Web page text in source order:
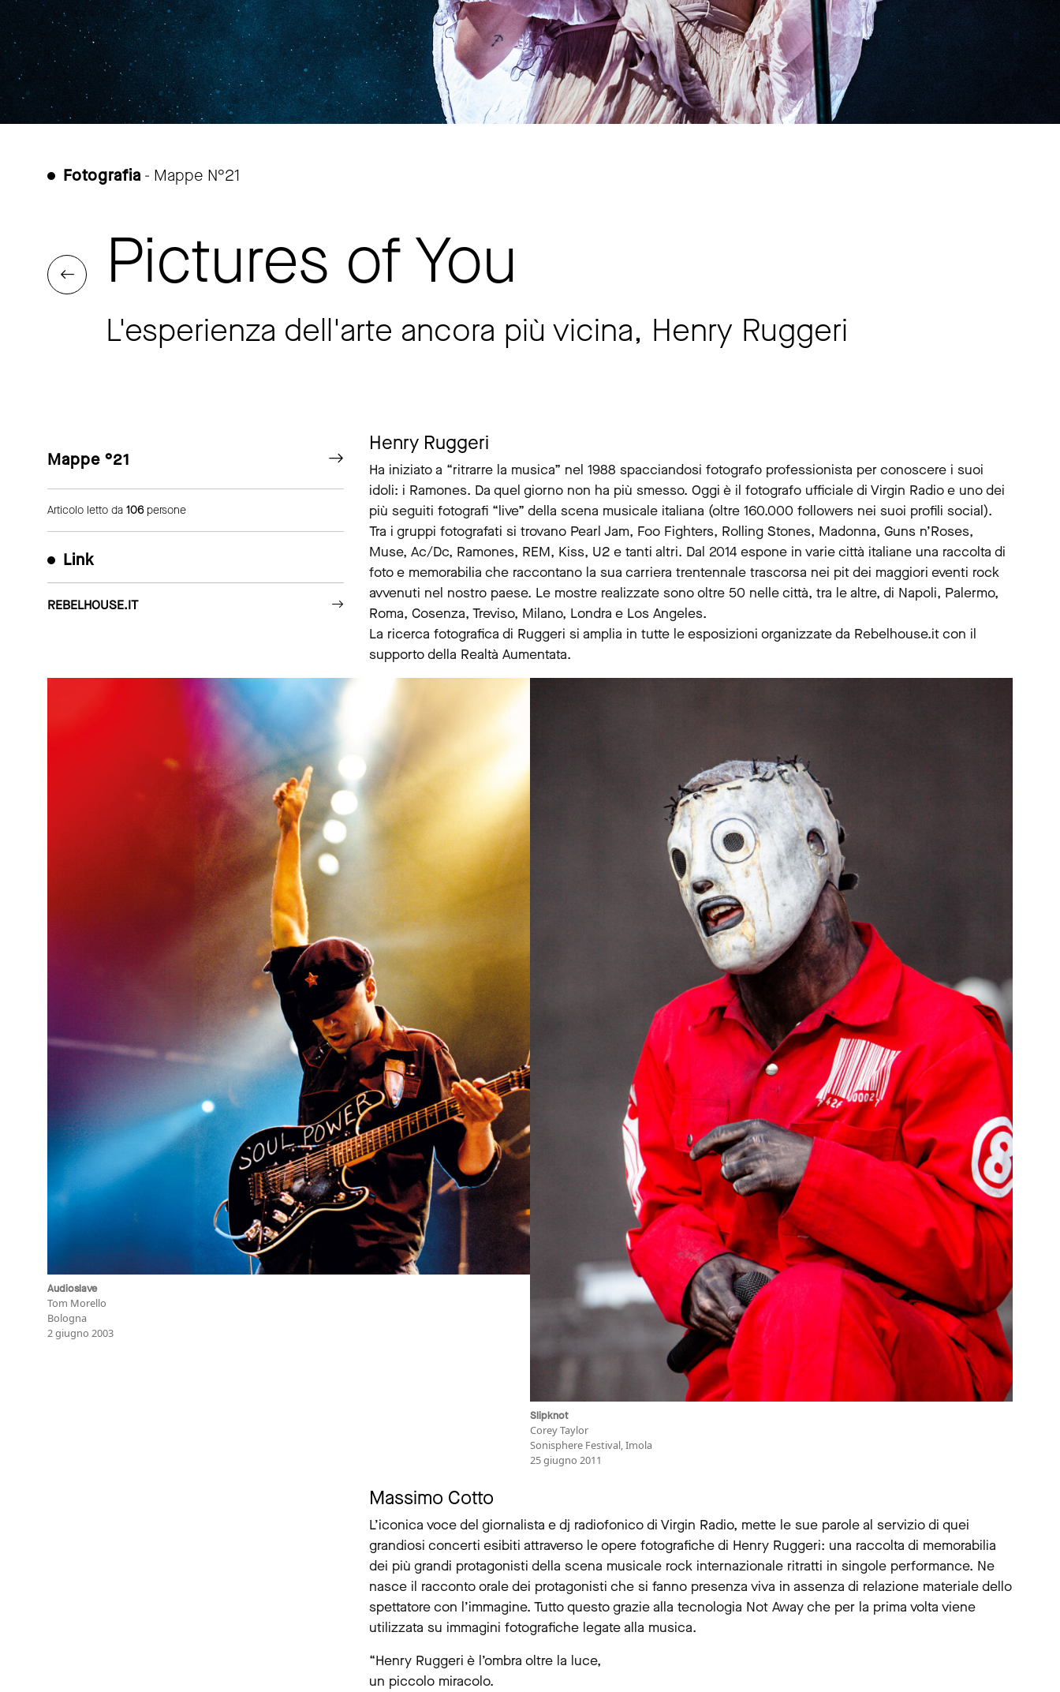
Fotografia - Mappe N°21
Pictures of You
L'esperienza dell'arte ancora più vicina, Henry Ruggeri
Mappe °21
Articolo letto da 106persone
Link
REBELHOUSE.IT
Henry Ruggeri
Ha iniziato a “ritrarre la musica” nel 1988 spacciandosi fotografo professionista per conoscere i suoi
idoli: i Ramones. Da quel giorno non ha più smesso. Oggi è il fotografo ufficiale di Virgin Radio e uno dei
più seguiti fotografi “live” della scena musicale italiana (oltre 160.000 followers nei suoi profili social).
Tra i gruppi fotografati si trovano Pearl Jam, Foo Fighters, Rolling Stones, Madonna, Guns n’Roses,
Muse, Ac/Dc, Ramones, REM, Kiss, U2 e tanti altri. Dal 2014 espone in varie città italiane una raccolta di
foto e memorabilia che raccontano la sua carriera trentennale trascorsa nei pit dei maggiori eventi rock
avvenuti nel nostro paese. Le mostre realizzate sono oltre 50 nelle città, tra le altre, di Napoli, Palermo,
Roma, Cosenza, Treviso, Milano, Londra e Los Angeles.
La ricerca fotografica di Ruggeri si amplia in tutte le esposizioni organizzate da Rebelhouse.it con il
supporto della Realtà Aumentata.
Audioslave
Tom Morello
Bologna
2 giugno 2003
Slipknot
Corey Taylor
Sonisphere Festival, Imola
25 giugno 2011
Massimo Cotto
L’iconica voce del giornalista e dj radiofonico di Virgin Radio, mette le sue parole al servizio di quei
grandiosi concerti esibiti attraverso le opere fotografiche di Henry Ruggeri: una raccolta di memorabilia
dei più grandi protagonisti della scena musicale rock internazionale ritratti in singole performance. Ne
nasce il racconto orale dei protagonisti che si fanno presenza viva in assenza di relazione materiale dello
spettatore con l’immagine. Tutto questo grazie alla tecnologia Not Away che per la prima volta viene
utilizzata su immagini fotografiche legate alla musica.
“Henry Ruggeri è l’ombra oltre la luce,
un piccolo miracolo.